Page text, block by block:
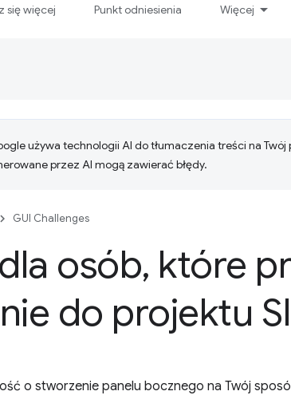
się więcej Punkt odniesienia Więcej
używa technologii AI do tłumaczenia treści na
przez AI mogą zawierać błędy.
GUI Challenges
osób, które
do projektu
o stworzenie panelu bocznego na Twój